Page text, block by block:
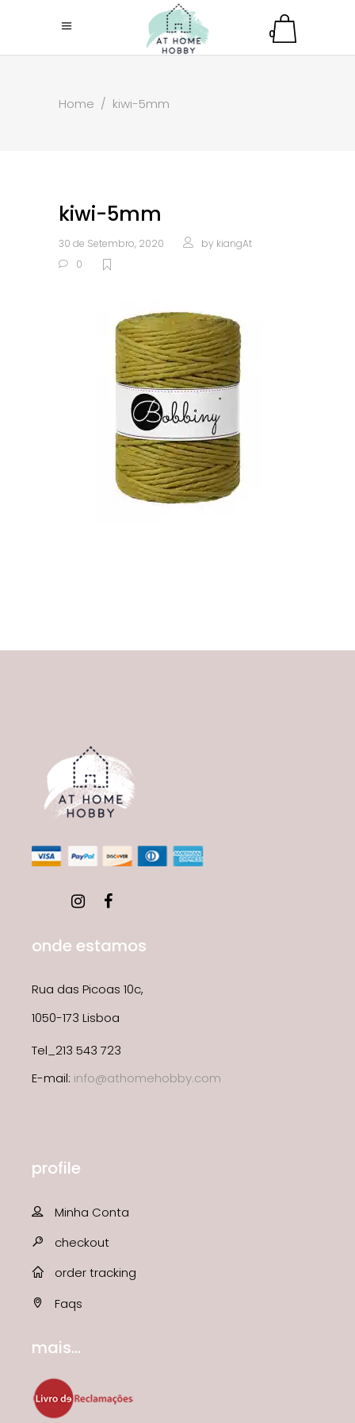
0
Home / kiwi-5mm
kiwi-5mm
30 de Setembro, 2020 by kiangAt
0
onde estamos
Rua das Picoas 10c,
1050-173 Lisboa
Tel_213 543 723
E-mail: info@athomehobby.com
profile
Minha Conta
checkout
order tracking
Faqs
mais...